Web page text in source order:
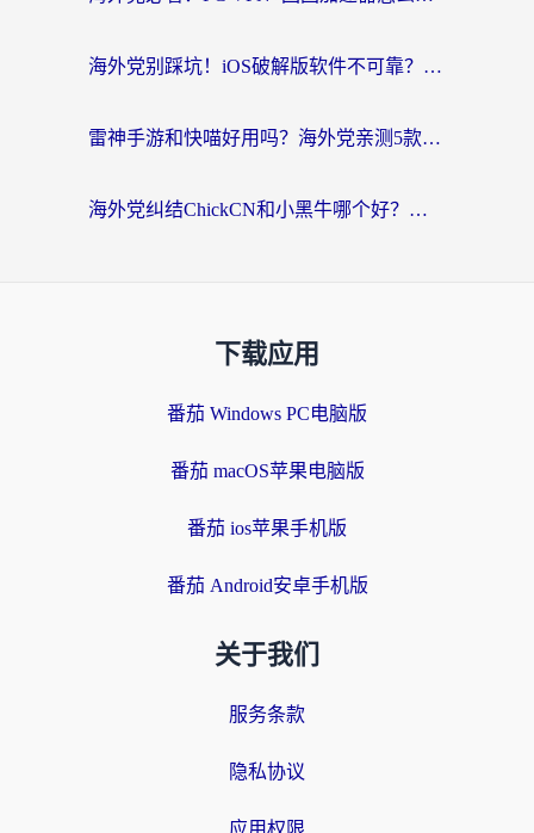
海外党别踩坑！iOS破解版软件不可靠？教你选对回国加速器无缝看国内资源
雷神手游和快喵好用吗？海外党亲测5款回国加速器，附斧牛Bling对比+微信视频号解决办法
海外党纠结ChickCN和小黑牛哪个好？一篇帮你选对回国加速器的实用指南
下载应用
番茄 Windows PC电脑版
番茄 macOS苹果电脑版
番茄 ios苹果手机版
番茄 Android安卓手机版
关于我们
服务条款
隐私协议